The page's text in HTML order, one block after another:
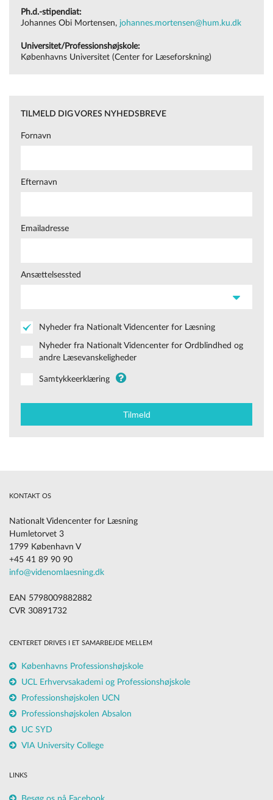
grafisk/
Ph.d.-stipendiat:
Johannes Obi Mortensen, johannes.mortensen@hum.ku.dk
Universitet/Professionshøjskole:
Københavns Universitet (Center for Læseforskning)
TILMELD DIG VORES NYHEDSBREVE
Fornavn
Efternavn
Emailadresse
Ansættelsessted
Nyheder fra Nationalt Videncenter for Læsning
Nyheder fra Nationalt Videncenter for Ordblindhed og
andre Læsevanskeligheder
Samtykkeerklæring
KONTAKT OS
Nationalt Videncenter for Læsning
Humletorvet 3
1799 København V
+45 41 89 90 90
info@videnomlaesning.dk
EAN 5798009882882
CVR 30891732
CENTERET DRIVES I ET SAMARBEJDE MELLEM
Københavns Professionshøjskole
UCL Erhvervsakademi og Professionshøjskole
Professionshøjskolen UCN
Professionshøjskolen Absalon
UC SYD
VIA University College
LINKS